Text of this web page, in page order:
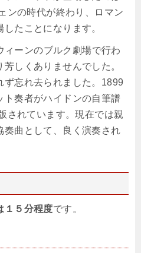
ンの時代が終わり、ロマン
たことになります。
ィーンのブルク劇場で行わ
しくありませんでした。
ず忘れ去られました。1899
ト奏者がハイドンの自筆譜
されています。現在では親
奏曲として、良く演奏され
１５分程度です。